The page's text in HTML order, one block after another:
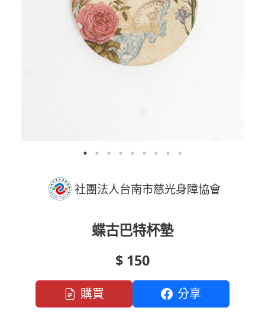
社團法人台南市慈光身障協會
蝶古巴特杯墊
$ 150
購買 分享